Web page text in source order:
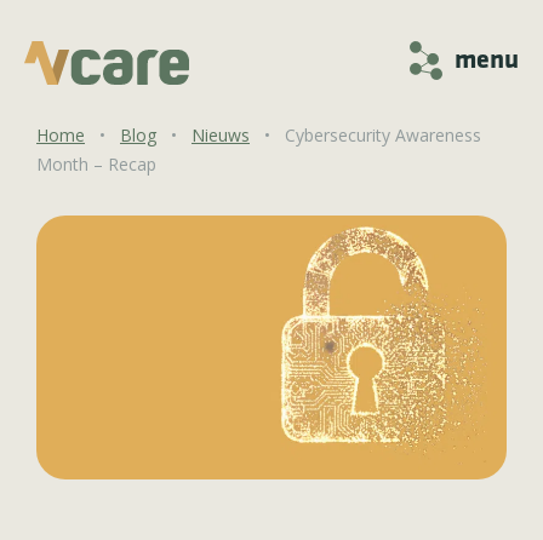
menu
Home • Blog • Nieuws •
Cybersecurity Awareness
Month – Recap